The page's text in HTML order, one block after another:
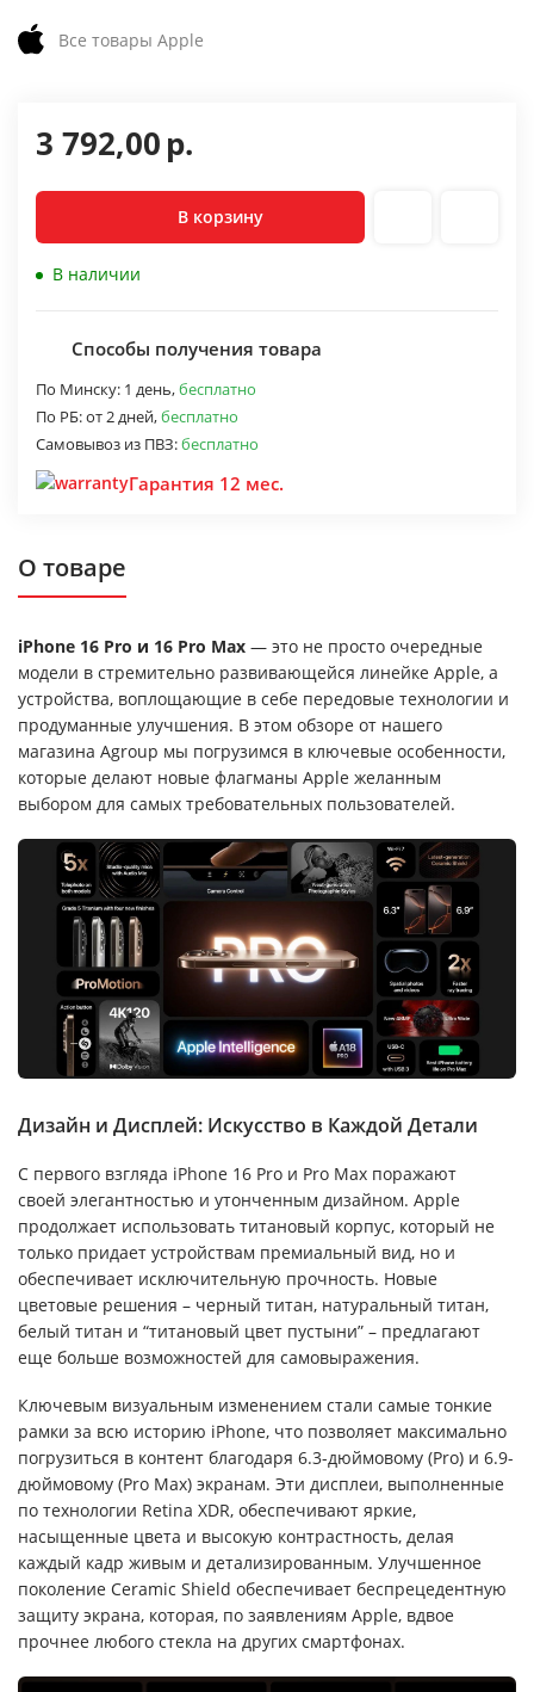
Все товары Apple
3 792,00р.
В корзину
В наличии
Способы получения товара
По Минску: 1 день,бесплатно
По РБ:от 2 дней,бесплатно
Самовывоз из ПВЗ:бесплатно
Гарантия 12 мес.
О товаре
iPhone 16 Pro и 16 Pro Max — это не просто очередные
модели в стремительно развивающейся линейке Apple, а
устройства, воплощающие в себе передовые технологии и
продуманные улучшения. В этом обзоре от нашего
магазина Agroup мы погрузимся в ключевые особенности,
которые делают новые флагманы Apple желанным
выбором для самых требовательных пользователей.
Дизайн и Дисплей: Искусство в Каждой Детали
С первого взгляда iPhone 16 Pro и Pro Max поражают
своей элегантностью и утонченным дизайном. Apple
продолжает использовать титановый корпус, который не
только придает устройствам премиальный вид, но и
обеспечивает исключительную прочность. Новые
цветовые решения – черный титан, натуральный титан,
белый титан и “титановый цвет пустыни” – предлагают
еще больше возможностей для самовыражения.
Ключевым визуальным изменением стали самые тонкие
рамки за всю историю iPhone, что позволяет максимально
погрузиться в контент благодаря 6.3-дюймовому (Pro) и 6.9-
дюймовому (Pro Max) экранам. Эти дисплеи, выполненные
по технологии Retina XDR, обеспечивают яркие,
насыщенные цвета и высокую контрастность, делая
каждый кадр живым и детализированным. Улучшенное
поколение Ceramic Shield обеспечивает беспрецедентную
защиту экрана, которая, по заявлениям Apple, вдвое
прочнее любого стекла на других смартфонах.